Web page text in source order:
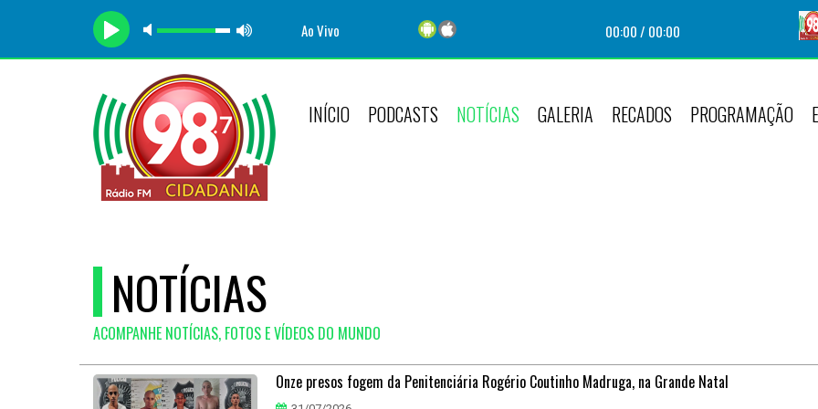
Ao Vivo 00:00/ 00:00
INÍCIO PODCASTS NOTÍCIAS GALERIA RECADOS PROGRAMAÇÃO
NOTÍCIAS
ACOMPANHE NOTÍCIAS, FOTOS E VÍDEOS DO MUNDO
Onze presos fogem da Penitenciária Rogério Coutinho Madruga, na Grande Natal